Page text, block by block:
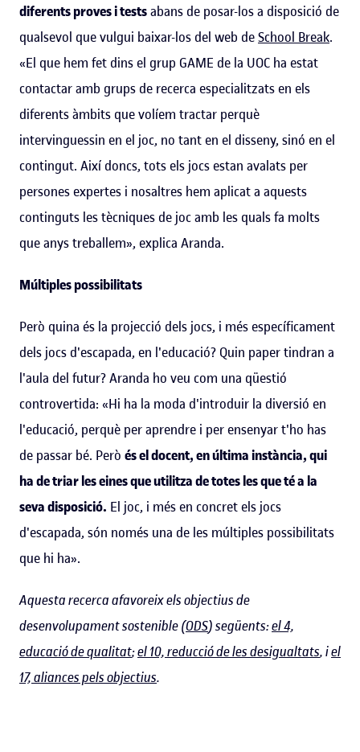
diferents proves i testsabans de posar-los a disposició de
qualsevol que vulgui baixar-los del web deSchool Break.
«El que hem fet dins el grup GAME de la UOC ha estat
contactar amb grups de recerca especialitzats en els
diferents àmbits que volíem tractar perquè
intervinguessin en el joc, no tant en el disseny, sinó en el
contingut. Així doncs, tots els jocs estan avalats per
persones expertes i nosaltres hem aplicat a aquests
continguts les tècniques de joc amb les quals fa molts
que anys treballem», explica Aranda.
Múltiples possibilitats
Però quina és la projecció dels jocs, i més específicament
dels jocs d'escapada, en l'educació? Quin paper tindran a
l'aula del futur? Aranda ho veu com una qüestió
controvertida: «Hi ha la moda d'introduir la diversió en
l'educació, perquè per aprendre i per ensenyar t'ho has
de passar bé. Però és el docent, en última instància, qui
ha de triar les eines que utilitza de totes les que té a la
seva disposició. El joc, i més en concret els jocs
d'escapada, són només una de les múltiples possibilitats
que hi ha».
Aquesta recerca afavoreix els objectius de
desenvolupament sostenible (ODS) següents:el 4,
educació de qualitat;el 10, reducció de les desigualtats, iel
17, aliances pels objectius.